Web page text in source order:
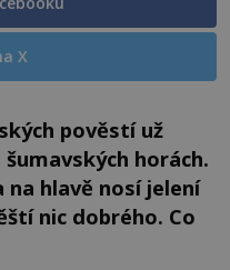
X
pověstí už
horách.
na hlavě nosí jelení
nic dobrého. Co